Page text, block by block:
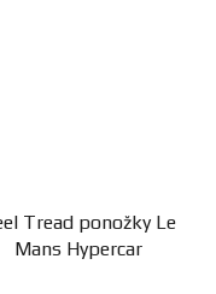
Tread ponožky Le
Mans Hypercar